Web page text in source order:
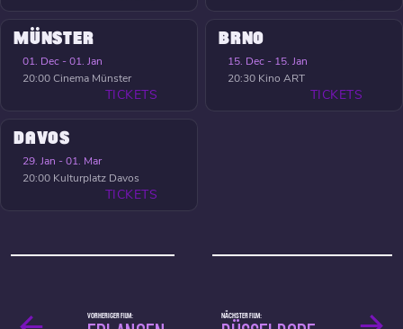
MÜNSTER
01. Dec - 01. Jan
20:00Cinema Münster
TICKETS
BRNO
15. Dec - 15. Jan
20:30 Kino ART
TICKETS
DAVOS
29. Jan - 01. Mar
20:00 Kulturplatz Davos
TICKETS
NÄCHSTER FILM:
VORHERIGER FILM: